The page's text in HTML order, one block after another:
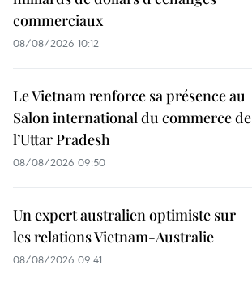
commerciaux
08/08/2026 10:12
Le Vietnam renforce sa présence au
Salon international du commerce de
l’Uttar Pradesh
08/08/2026 09:50
Un expert australien optimiste sur
les relations Vietnam-Australie
08/08/2026 09:41